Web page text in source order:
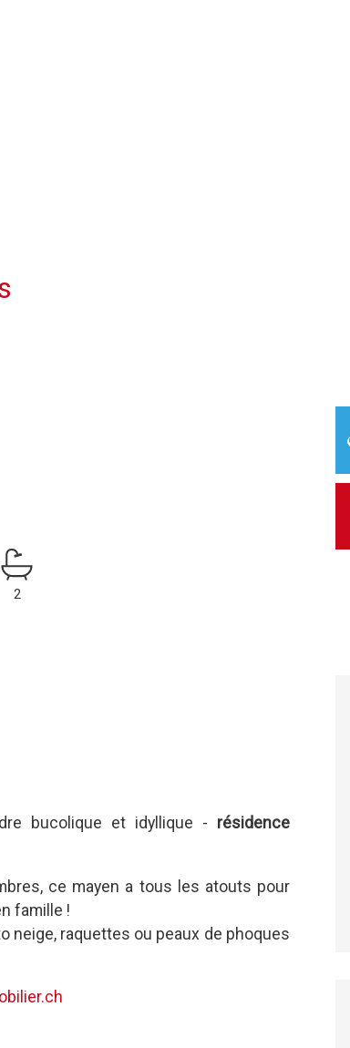
2
bucolique et idyllique - résidence
ce mayen a tous les atouts pour
famille !
neige, raquettes ou peaux de phoques